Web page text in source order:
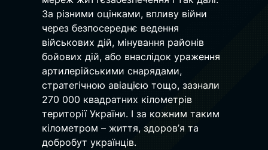
За різними оцінками, впливу війни
через безпосереднє ведення
військових дій, мінування районів
бойових дій, або внаслідок ураження
артилерійськими снарядами,
стратегічною авіацією тощо, зазнали
270 000 квадратних кілометрів
території України. І за кожним таким
кілометром – життя, здоров’я та
добробут українців.